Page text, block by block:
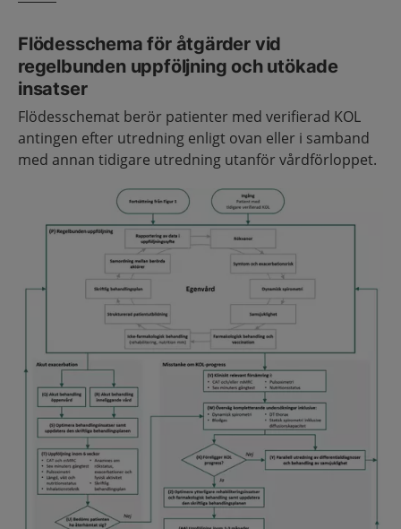
Flödesschema för åtgärder vid
regelbunden uppföljning och utökade
insatser
Flödesschemat berör patienter med verifierad KOL
antingen efter utredning enligt ovan eller i samband
med annan tidigare utredning utanför vårdförloppet.